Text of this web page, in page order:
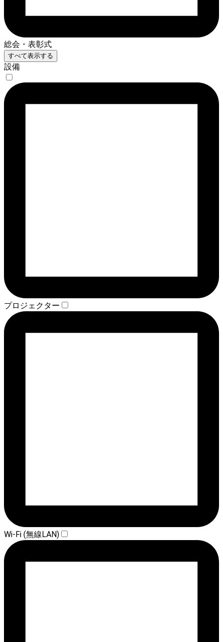
総会・表彰式
すべて表示する
設備
プロジェクター
Wi-Fi (無線LAN)